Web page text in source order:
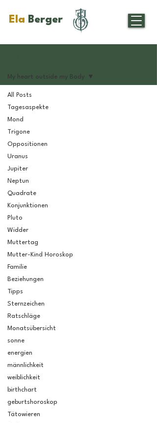
Ela Berger
All Posts
Tagesaspekte
Mond
Trigone
Oppositionen
Uranus
Jupiter
Neptun
Quadrate
Konjunktionen
Pluto
Widder
Muttertag
Mutter-Kind Horoskop
Familie
Beziehungen
Tipps
Sternzeichen
Ratschläge
Monatsübersicht
sonne
energien
männlichkeit
weiblichkeit
birthchart
geburtshoroskop
Tätowieren
My heart outside my Body